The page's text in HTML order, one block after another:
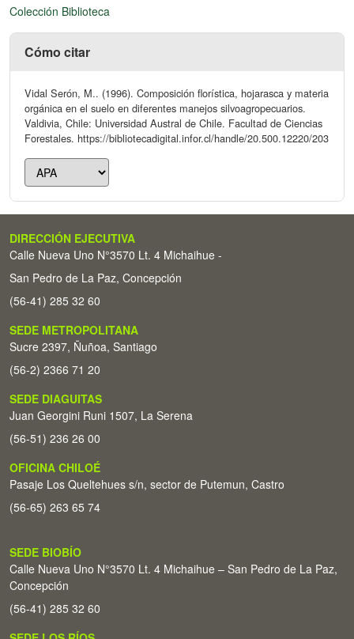
Colección Biblioteca
Cómo citar
Vidal Serón, M.. (1996). Composición florística, hojarasca y materia
orgánica en el suelo en diferentes manejos silvoagropecuarios.
Valdivia, Chile: Universidad Austral de Chile. Facultad de Ciencias
Forestales. https://bibliotecadigital.infor.cl/handle/20.500.12220/203
DIRECCIÓN EJECUTIVA
Calle Nueva Uno N°3570 Lt. 4 Michaihue -
San Pedro de La Paz, Concepción
(56-41) 285 32 60
SEDE METROPOLITANA
Sucre 2397, Ñuñoa, Santiago
(56-2) 2366 71 20
SEDE DIAGUITAS
Juan Georgini Runi 1507, La Serena
(56-51) 236 26 00
OFICINA CHILOÉ
Pasaje Los Queltehues s/n, sector de Putemun, Castro
(56-65) 263 65 74
SEDE BIOBÍO
Calle Nueva Uno N°3570 Lt. 4 Michaihue – San Pedro de La Paz,
Concepción
(56-41) 285 32 60